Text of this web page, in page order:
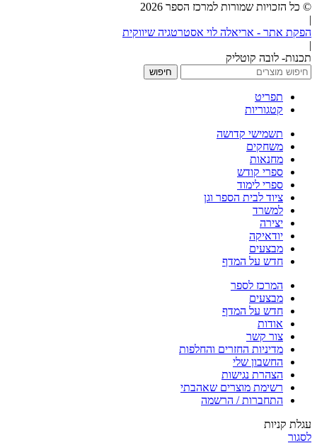
© כל הזכויות שמורות למרכז הספר 2026
|
הפקת אתר - אריאלה לוי אסטרטגיה שיווקית
|
תכנות- לובה קוטליק
חיפוש
תפריט
קטגוריות
תשמישי קדושה
משחקים
מחנאות
ספרי קודש
ספרי לימוד
ציוד לבית הספר וגן
למשרד
יצירה
יודאיקה
מבצעים
חדש על המדף
המרכז לספר
מבצעים
חדש על המדף
אודות
צור קשר
מדיניות החזרים והחלפות
החשבון שלי
הצהרת נגישות
רשימת מוצרים שאהבתי
התחברות / הרשמה
עגלת קניות
לסגור